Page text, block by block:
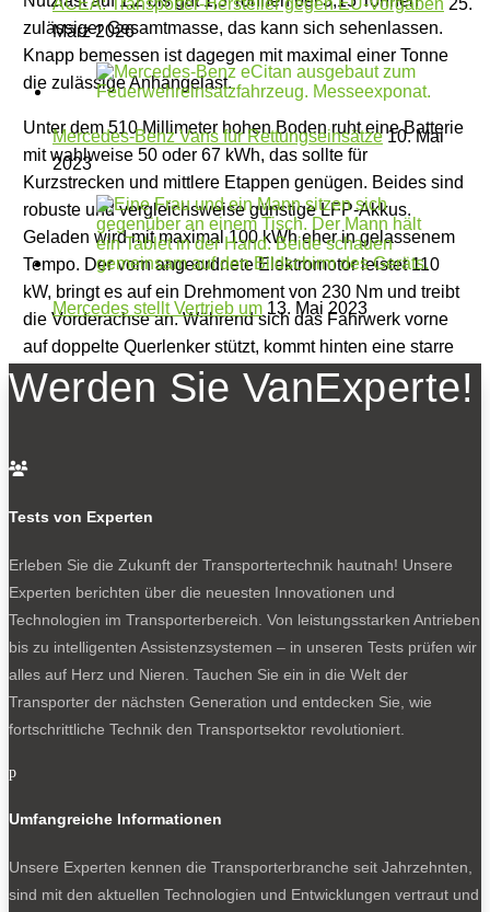
zulässiger Gesamtmasse, das kann sich sehenlassen.
Knapp bemessen ist dagegen mit maximal einer Tonne
die zulässige Anhängelast.
Unter dem 510 Millimeter hohen Boden ruht eine Batterie
mit wahlweise 50 oder 67 kWh, das sollte für
Kurzstrecken und mittlere Etappen genügen. Beides sind
robuste und vergleichsweise günstige LFP-Akkus.
Geladen wird mit maximal 100 kWh eher in gelassenem
Tempo. Der vorn angeordnete Elektromotor leistet 110
kW, bringt es auf ein Drehmoment von 230 Nm und treibt
die Vorderachse an. Während sich das Fahrwerk vorne
auf doppelte Querlenker stützt, kommt hinten eine starre
blattgefederte Achse zum Einsatz.
dem Lenkrad ein recht zahlenlastiges Display, ergänzt
wesentliche Funktionen spendiert Farizon eine
praktische Tastenleiste. Dann wäre da noch der Preis
von netto 32 600 Euro.
Farizon SV: der Große
Darf’s etwas mehr sein? Zunächst mal ein Preis von
netto 44 900 Euro. Mit dem Farizon SV tritt Farizon in der
Liga der 3,5-Tonner an. Dies ganz unbescheiden, steht
Längen von 5,49 oder 6,0 Meter und 3,6
der Farizon SV je nach Ausführung 2,18 oder 2,5 Meter.
Mit 1,98 Meter Breite zählt er ebenfalls zu den schlanken
ACEA: Transporter-Hersteller gegen EU-Vorgaben 25.
März 2026
Mercedes-Benz Vans für Rettungseinsätze10. Mai
2023
Mercedes stellt Vertrieb um 13. Mai 2023
Werden Sie VanExperte!

Tests von Experten
Erleben Sie die Zukunft der Transportertechnik hautnah! Unsere
Experten berichten über die neuesten Innovationen und
Technologien im Transporterbereich. Von leistungsstarken Antrieben
bis zu intelligenten Assistenzsystemen – in unseren Tests prüfen wir
alles auf Herz und Nieren. Tauchen Sie ein in die Welt der
Transporter der nächsten Generation und entdecken Sie, wie
fortschrittliche Technik den Transportsektor revolutioniert.
p
Umfangreiche Informationen
Unsere Experten kennen die Transporterbranche seit Jahrzehnten,
sind mit den aktuellen Technologien und Entwicklungen vertraut und